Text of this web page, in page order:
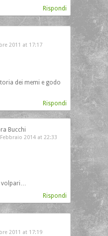
Rispondi
2011 at 17:17
dei memi e godo
Rispondi
Bucchi
2014 at 22:33
volpari…
Rispondi
2011 at 17:19